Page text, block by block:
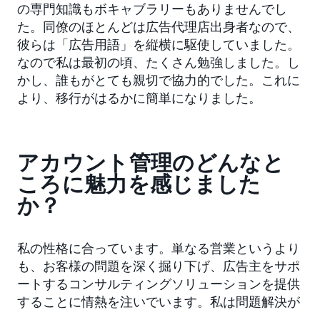
の専門知識もボキャブラリーもありませんでし
た。同僚のほとんどは広告代理店出身者なので、
彼らは「広告用語」を縦横に駆使していました。
なので私は最初の頃、たくさん勉強しました。し
かし、誰もがとても親切で協力的でした。これに
より、移行がはるかに簡単になりました。
アカウント管理のどんなと
ころに魅力を感じました
か？
私の性格に合っています。単なる営業というより
も、お客様の問題を深く掘り下げ、広告主をサポ
ートするコンサルティングソリューションを提供
することに情熱を注いでいます。私は問題解決が